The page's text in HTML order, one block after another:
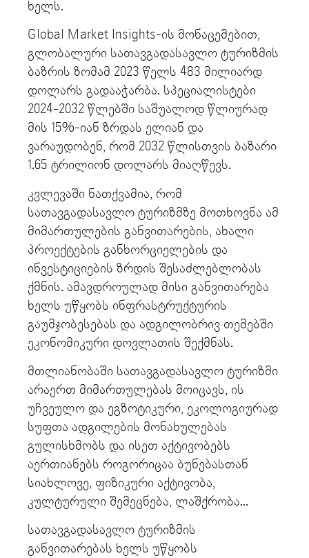
ხელს.
Global Market Insights-ის მონაცემებით,
გლობალური სათავგადასავლო ტურიზმის
ბაზრის ზომამ 2023 წელს 483 მილიარდ
დოლარს გადააჭარბა. სპეციალისტები
2024-2032 წლებში საშუალოდ წლიურად
მის 15%-იან ზრდას ელიან და
ვარაუდობენ, რომ 2032 წლისთვის ბაზარი
1.65 ტრილიონ დოლარს მიაღწევს.
კვლევაში ნათქვამია, რომ
სათავგადასავლო ტურიზმზე მოთხოვნა ამ
მიმართულების განვითარების, ახალი
პროექტების განხორციელების და
ინვესტიციების ზრდის შესაძლებლობას
ქმნის. ამავდროულად მისი განვითარება
ხელს უწყობს ინფრასტრუქტურის
გაუმჯობესებას და ადგილობრივ თემებში
ეკონომიკური დოვლათის შექმნას.
მთლიანობაში სათავგადასავლო ტურიზმი
არაერთ მიმართულებას მოიცავს, ის
უჩვეულო და ეგზოტიკური, ეკოლოგიურად
სუფთა ადგილების მონახულებას
გულისხმობს და ისეთ აქტივობებს
აერთიანებს როგორიცაა ბუნებასთან
სიახლოვე, ფიზიკური აქტივობა,
კულტურული შემეცნება, ლაშქრობა…
სათავგადასავლო ტურიზმის
განვითარებას ხელს უწყობს